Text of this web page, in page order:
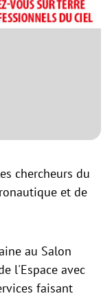
chercheurs du
et de
au Salon
l'Espace avec
faisant